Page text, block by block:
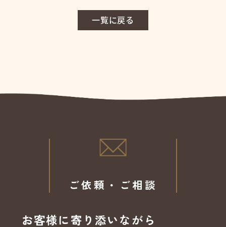
一覧に戻る
ご依頼・ご相談
お客様に寄り添いながら